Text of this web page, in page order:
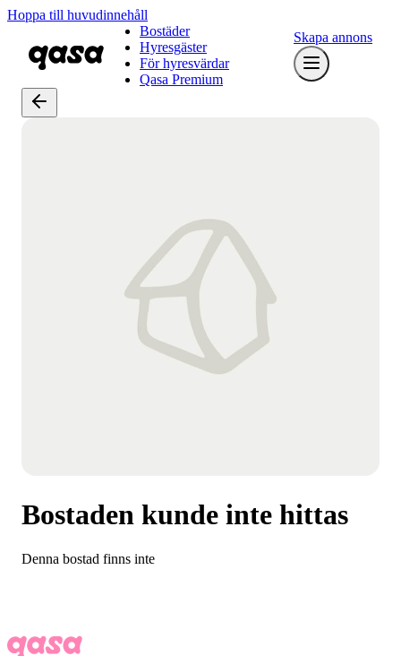
Hoppa till huvudinnehåll
Bostäder
Hyresgäster
För hyresvärdar
Qasa Premium
Skapa annons
Bostaden kunde inte hittas
Denna bostad finns inte